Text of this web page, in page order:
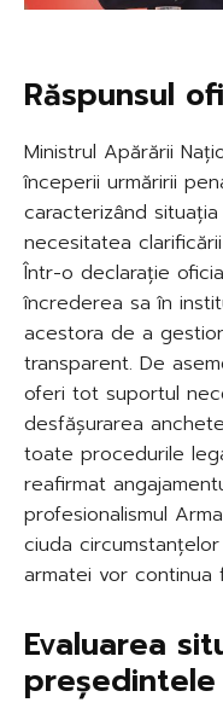
Răspunsul
Ministrul Apărării
începerii urmăririi
caracterizând
necesitatea
Într-o declarație
încrederea sa în
acestora de a
transparent. De
oferi tot suportul
desfășurarea
toate procedurile
reafirmat
profesionalismul
ciuda
armatei vor continua
Evaluarea
președintele